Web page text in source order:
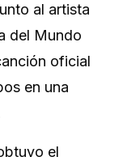
al artista
del Mundo
oficial
en una
el